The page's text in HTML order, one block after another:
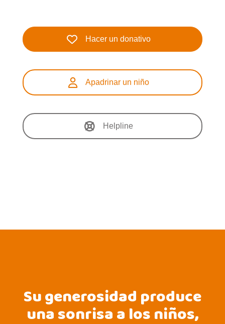
Hacer un donativo
Apadrinar un niño
Helpline
Su generosidad produce
una sonrisa a los niños,